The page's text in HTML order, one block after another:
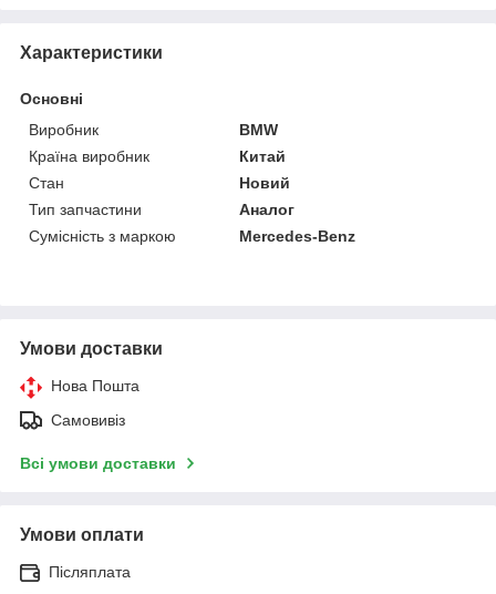
Характеристики
Основні
Виробник
BMW
Країна виробник
Китай
Стан
Новий
Тип запчастини
Аналог
Сумісність з маркою
Mercedes-Benz
Умови доставки
Нова Пошта
Самовивіз
Всі умови доставки
Умови оплати
Післяплата